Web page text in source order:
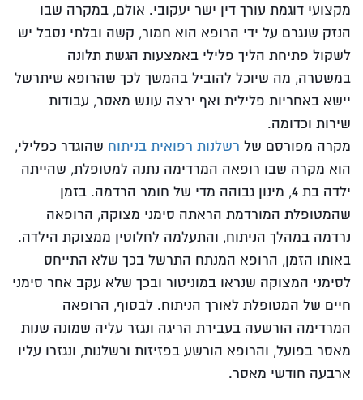
מקצועי דוגמת עורך דין ישר יעקובי. אולם, במקרה שבו
הנזק שנגרם על ידי הרופא הוא חמור, קשה ובלתי נסבל יש
לשקול פתיחת הליך פלילי באמצעות הגשת תלונה
במשטרה, מה שיוכל להוביל בהמשך לכך שהרופא שיתרשל
יישא באחריות פלילית ואף ירצה עונש מאסר, עבודות
שירות וכדומה.
מקרה מפורסם של רשלנות רפואית בניתוח שהוגדר כפלילי,
הוא מקרה שבו רופאה המרדימה נתנה למטופלת, שהייתה
ילדה בת 4, מינון גבוהה מדי של חומר הרדמה. בזמן
שהמטופלת המורדמת הראתה סימני מצוקה, הרופאה
נרדמה במהלך הניתוח, והתעלמה לחלוטין ממצוקת הילדה.
באותו הזמן, הרופא המנתח התרשל בכך שלא התייחס
לסימני המצוקה שנראו במוניטור ובכך שלא עקב אחר סימני
חיים של המטופלת לאורך הניתוח. לבסוף, הרופאה
המרדימה הורשעה בעבירת הריגה ונגזר עליה שמונה שנות
מאסר בפועל, והרופא הורשע בפזיזות ורשלנות, ונגזרו עליו
ארבעה חודשי מאסר.